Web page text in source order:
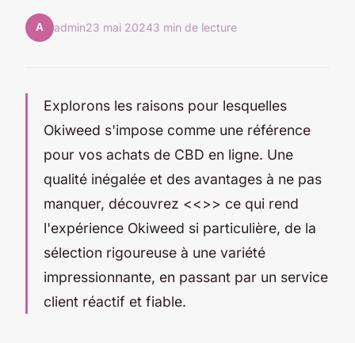
A admin23 mai 20243 min de lecture
Explorons les raisons pour lesquelles
Okiweed s'impose comme une référence
pour vos achats de CBD en ligne. Une
qualité inégalée et des avantages à ne pas
manquer, découvrez <<>> ce qui rend
l'expérience Okiweed si particulière, de la
sélection rigoureuse à une variété
impressionnante, en passant par un service
client réactif et fiable.